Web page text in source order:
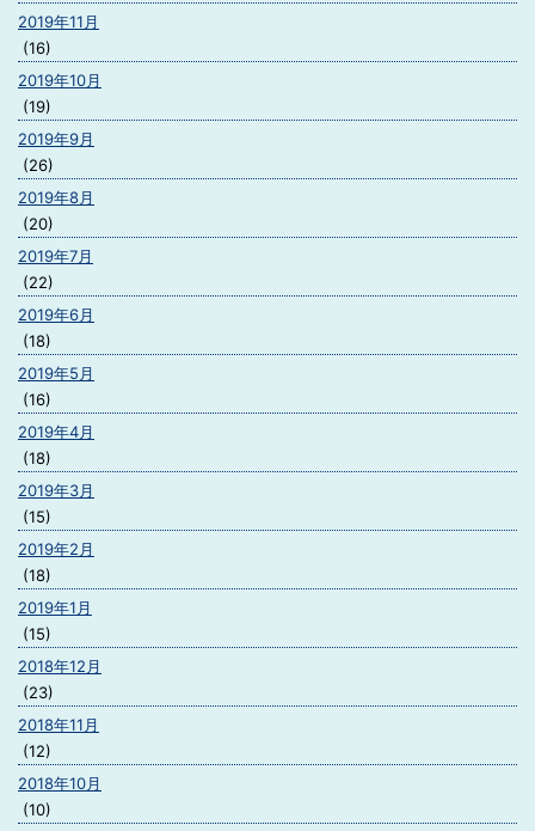
2019年11月
(16)
2019年10月
(19)
2019年9月
(26)
2019年8月
(20)
2019年7月
(22)
2019年6月
(18)
2019年5月
(16)
2019年4月
(18)
2019年3月
(15)
2019年2月
(18)
2019年1月
(15)
2018年12月
(23)
2018年11月
(12)
2018年10月
(10)